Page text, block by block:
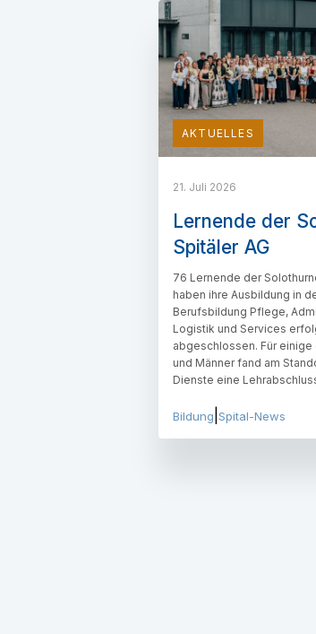
AKTUELLES
21. Juli 2026
Lernende der
Spitäler AG
76 Lernende der
haben ihre Ausbildung in
Berufsbildung Pflege,
Logistik und Services
abgeschlossen. Für einige
und Männer fand am
Dienste eine
Bildung Spital-News